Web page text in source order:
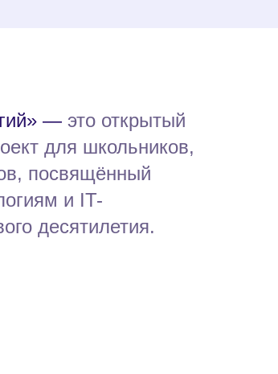
— это открытый
для школьников,
посвящённый
и IT-
десятилетия.